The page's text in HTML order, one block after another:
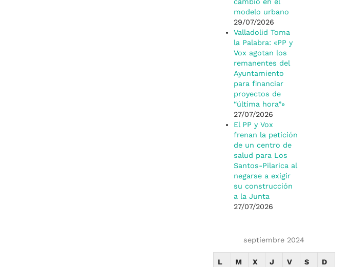
cambio en el
modelo urbano
29/07/2026
Valladolid Toma
la Palabra: «PP y
Vox agotan los
remanentes del
Ayuntamiento
para financiar
proyectos de
“última hora”»
27/07/2026
El PP y Vox
frenan la petición
de un centro de
salud para Los
Santos-Pilarica al
negarse a exigir
su construcción
a la Junta
27/07/2026
septiembre 2024
L M X J V S D